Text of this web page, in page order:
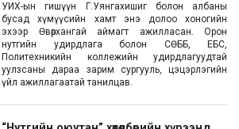
УИХ-ын гишүүн Г.Уянгахишиг болон албаны
бусад хүмүүсийн хамт энэ долоо хоногийн
эхээр Өвөрхангай аймагт ажилласан. Орон
нутгийн удирдлага болон СӨББ, ЕБС,
Политехникийн коллежийн удирдлагуудтай
уулзсаны дараа зарим сургууль, цэцэрлэгийн
үйл ажиллагаатай танилцав.